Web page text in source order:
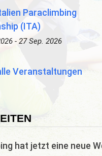
Paraclimbing
(ITA)
- 27 Sep. 2026
Veranstaltungen
hat jetzt eine neue